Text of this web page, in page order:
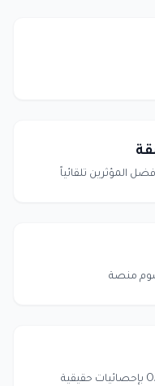
المؤثرين تلقائياً
منصة